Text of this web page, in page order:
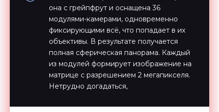
она с грейпфрут и оснащена 36
модулями-камерами, одновременно
фиксирующими всё, что попадает в их
объективы. В результате получается
полная сферическая панорама. Каждый
из модулей формирует изображение на
матрице с разрешением 2 мегапикселя.
Нетрудно догадаться,